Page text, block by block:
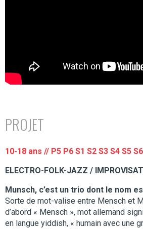
PROJET
10-18 ans // P5 P6 S1 S2 S3 S4 S5 S6
ELECTRO-FOLK-JAZZ /
Munsch, c’est un trio dont le nom
Sorte de mot-valise entre Mensch et
d’abord « Mensch », mot allemand
en langue yiddish, « humain avec une